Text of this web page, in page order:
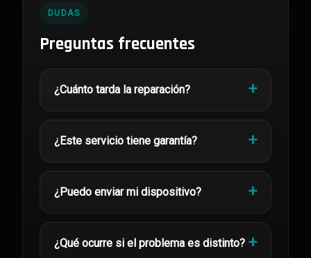
DUDAS
Preguntas frecuentes
¿Cuánto tarda la reparación?
¿Este servicio tiene garantía?
¿Puedo enviar mi dispositivo?
¿Qué ocurre si el problema es distinto?